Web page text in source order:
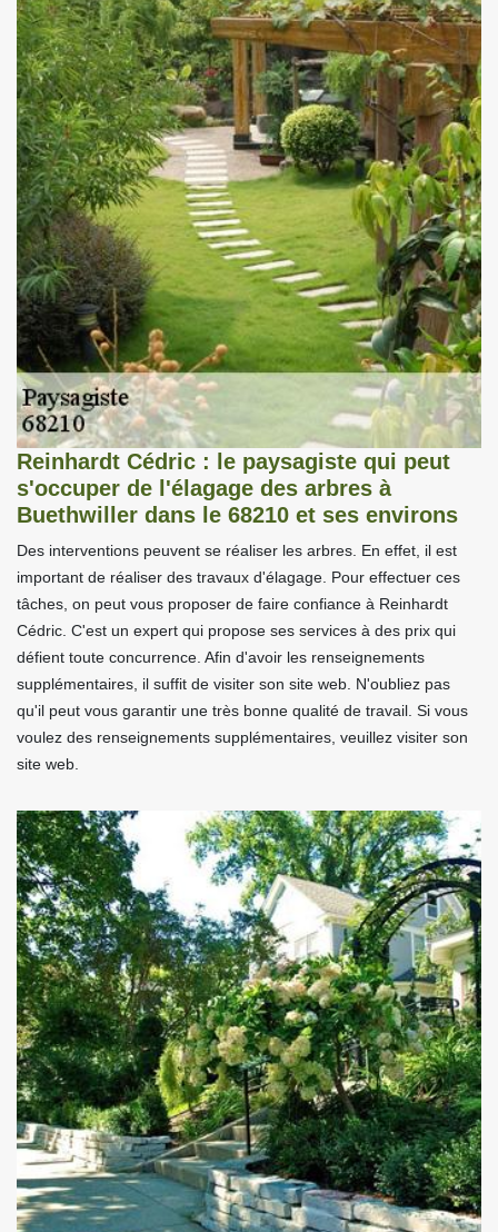
Reinhardt Cédric : le paysagiste qui peut
s'occuper de l'élagage des arbres à
Buethwiller dans le 68210 et ses environs
Des interventions peuvent se réaliser les arbres. En effet, il est
important de réaliser des travaux d'élagage. Pour effectuer ces
tâches, on peut vous proposer de faire confiance à Reinhardt
Cédric. C'est un expert qui propose ses services à des prix qui
défient toute concurrence. Afin d'avoir les renseignements
supplémentaires, il suffit de visiter son site web. N'oubliez pas
qu'il peut vous garantir une très bonne qualité de travail. Si vous
voulez des renseignements supplémentaires, veuillez visiter son
site web.